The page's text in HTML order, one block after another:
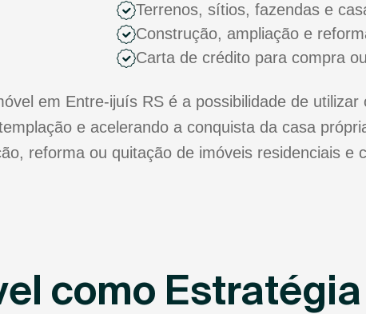
Terrenos, sítios, fazendas e
Construção, ampliação e
Carta de crédito para compra
em Entre-ijuís RS é a possibilidade de utilizar
e acelerando a conquista da casa
reforma ou quitação de imóveis residenciais e
como